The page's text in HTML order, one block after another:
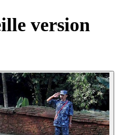
version